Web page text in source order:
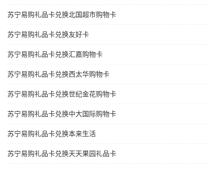
苏宁易购礼品卡兑换北国超市购物卡
苏宁易购礼品卡兑换友好卡
苏宁易购礼品卡兑换汇嘉购物卡
苏宁易购礼品卡兑换西太华购物卡
苏宁易购礼品卡兑换世纪金花购物卡
苏宁易购礼品卡兑换中大国际购物卡
苏宁易购礼品卡兑换本来生活
苏宁易购礼品卡兑换天天果园礼品卡